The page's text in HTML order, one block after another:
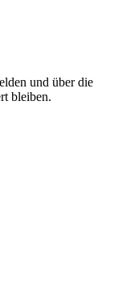
und über die
bleiben.